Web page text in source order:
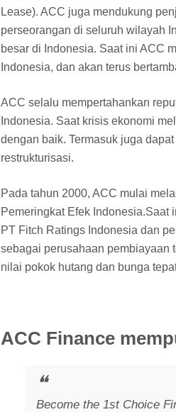
Lease). ACC juga mendukung
perseorangan di seluruh wilayah
besar di Indonesia. Saat ini ACC
Indonesia, dan akan terus
ACC selalu mempertahankan
Indonesia. Saat krisis ekonomi
dengan baik. Termasuk juga
restrukturisasi.
Pada tahun 2000, ACC mulai
Pemeringkat Efek Indonesia.Saat
PT Fitch Ratings Indonesia dan
sebagai perusahaan pembiayaan
nilai pokok hutang dan bunga
ACC Finance
Become the 1st Choice